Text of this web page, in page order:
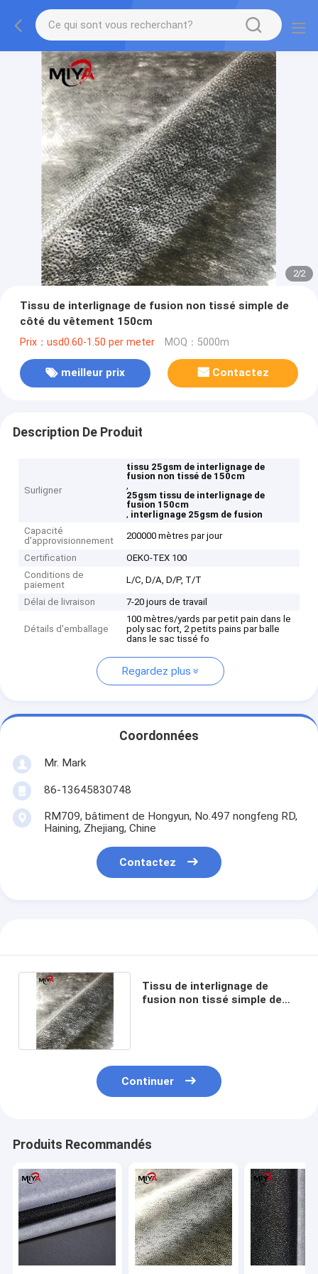
2/2
Tissu de interlignage de fusion non tissé simple de
côté du vêtement 150cm
Prix：usd0.60-1.50 per meter MOQ：5000m
meilleur prix Contactez
Description De Produit
Surligner
tissu 25gsm de interlignage de
fusion non tissé de 150cm
,
25gsm tissu de interlignage de
fusion 150cm
, interlignage 25gsm de fusion
Capacité
d'approvisionnement
200000 mètres par jour
Certification
OEKO-TEX 100
Conditions de
paiement
L/C, D/A, D/P, T/T
Délai de livraison 7-20 jours de travail
Détails d'emballage
100 mètres/yards par petit pain dans le
poly sac fort, 2 petits pains par balle
dans le sac tissé fo
Regardez plus
Coordonnées
Mr. Mark
86-13645830748
RM709, bâtiment de Hongyun, No.497 nongfeng RD,
Haining, Zhejiang, Chine
Contactez
Tissu de interlignage de
fusion non tissé simple de
Continuer
Produits Recommandés